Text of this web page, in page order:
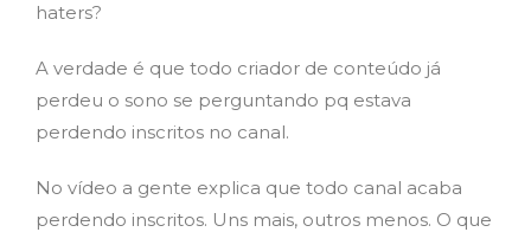
haters?
A verdade é que todo criador de conteúdo já
perdeu o sono se perguntando pq estava
perdendo inscritos no canal.
No vídeo a gente explica que todo canal acaba
perdendo inscritos. Uns mais, outros menos. O que